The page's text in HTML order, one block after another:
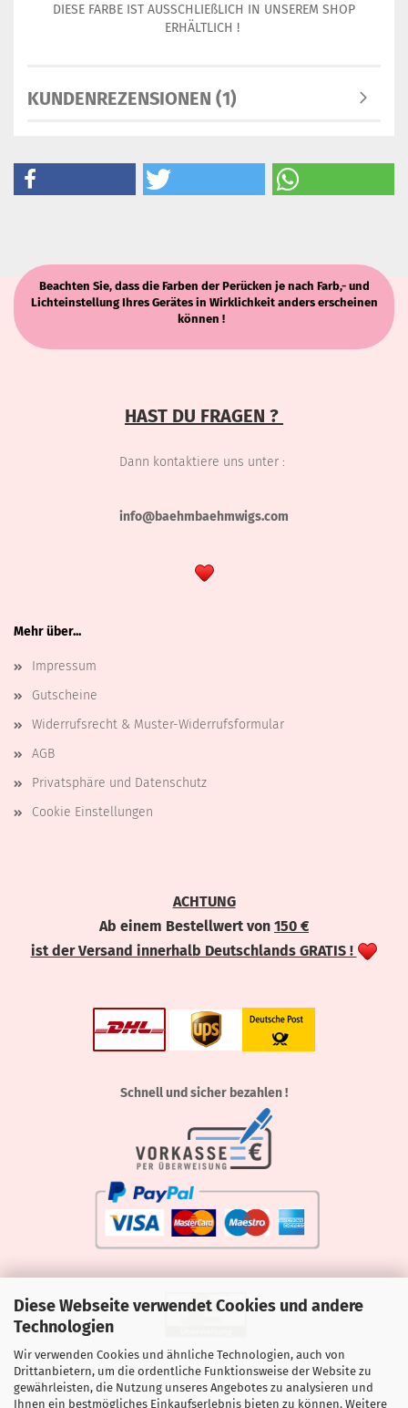
Diese Webseite verwendet Cookies und andere
Technologien
Wir verwenden Cookies und ähnliche Technologien, auch von
Drittanbietern, um die ordentliche Funktionsweise der Website zu
gewährleisten, die Nutzung unseres Angebotes zu analysieren und
Ihnen ein bestmögliches Einkaufserlebnis bieten zu können. Weitere
DIESE FARBE IST AUSSCHLIEßLICH IN UNSEREM SHOP
ERHÄLTLICH !
KUNDENREZENSIONEN (1)
Beachten Sie, dass die Farben der Perücken je nach Farb,- und
Lichteinstellung Ihres Gerätes in Wirklichkeit anders erscheinen
können !
HAST DU FRAGEN ?
Dann kontaktiere uns unter :
info@baehmbaehmwigs.com
Mehr über...
Impressum
Gutscheine
Widerrufsrecht & Muster-Widerrufsformular
AGB
Privatsphäre und Datenschutz
Cookie Einstellungen
ACHTUNG
Ab einem Bestellwert von 150 €
ist der Versand innerhalb Deutschlands GRATIS !
Schnell und sicher bezahlen !